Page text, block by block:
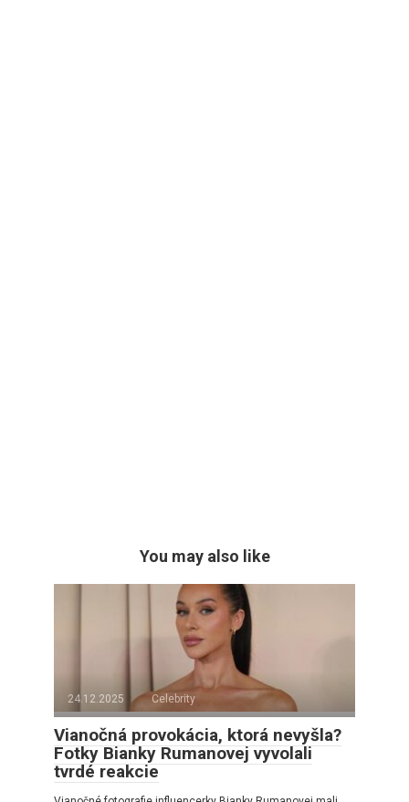
You may also like
24.12.2025 Celebrity
Vianočná provokácia, ktorá nevyšla?
Fotky Bianky Rumanovej vyvolali
tvrdé reakcie